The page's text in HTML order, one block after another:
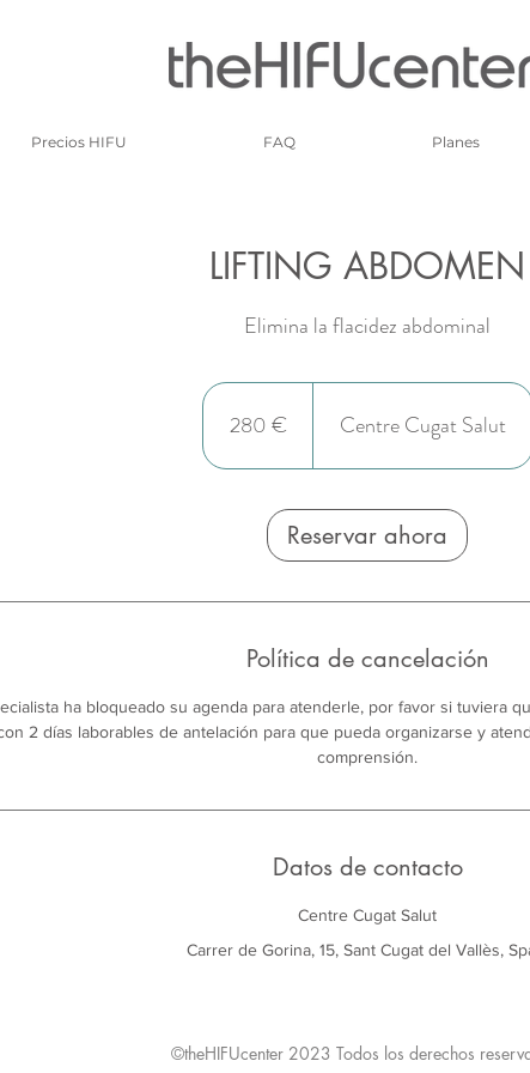
Precios HIFU FAQ Planes
LIFTING ABDOMEN
Elimina la flacidez abdominal
280
euros
280 € Centre Cugat Salut
Reservar ahora
Política de cancelación
ha bloqueado su agenda para atenderle, por favor si tuviera
2 días laborables de antelación para que pueda organizarse y
comprensión.
Datos de contacto
Centre Cugat Salut
Carrer de Gorina, 15, Sant Cugat del Vallès,
©theHIFUcenter 2023 Todos los derechos